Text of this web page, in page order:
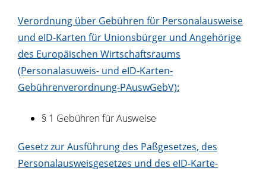
Verordnung über Gebühren für Personalausweise
und eID-Karten für Unionsbürger und Angehörige
des Europäischen Wirtschaftsraums
(Personalasuweis- und eID-Karten-
Gebührenverordnung-PAuswGebV):
§ 1 Gebühren für Ausweise
Gesetz zur Ausführung des Paßgesetzes, des
Personalausweisgesetzes und des eID-Karte-